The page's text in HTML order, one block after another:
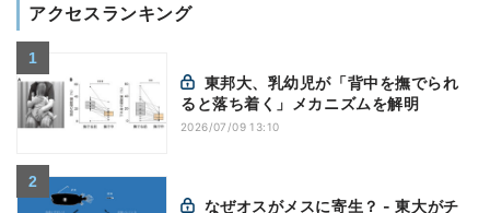
アクセスランキング
ると落ち着く」メカニズムを解明
2026/07/09 13:10